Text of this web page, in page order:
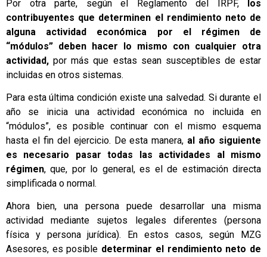
Por otra parte, según el Reglamento del IRPF, los
contribuyentes que determinen el rendimiento neto de
alguna actividad económica por el régimen de
“módulos” deben hacer lo mismo con cualquier otra
actividad, por más que estas sean susceptibles de estar
incluidas en otros sistemas.
Para esta última condición existe una salvedad. Si durante el
año se inicia una actividad económica no incluida en
“módulos”, es posible continuar con el mismo esquema
hasta el fin del ejercicio. De esta manera, al año siguiente
es necesario pasar todas las actividades al mismo
régimen, que, por lo general, es el de estimación directa
simplificada o normal.
Ahora bien, una persona puede desarrollar una misma
actividad mediante sujetos legales diferentes (persona
física y persona jurídica). En estos casos, según MZG
Asesores, es posible determinar el rendimiento neto de